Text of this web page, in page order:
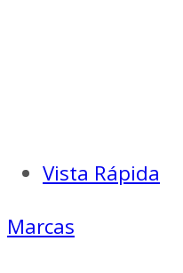
Vista Rápida
Marcas